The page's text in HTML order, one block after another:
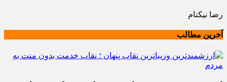
رضا نیکنام
آخرین مطالب